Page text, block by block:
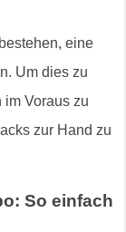
eine
Um dies zu
im Voraus zu
zur Hand zu
So einfach